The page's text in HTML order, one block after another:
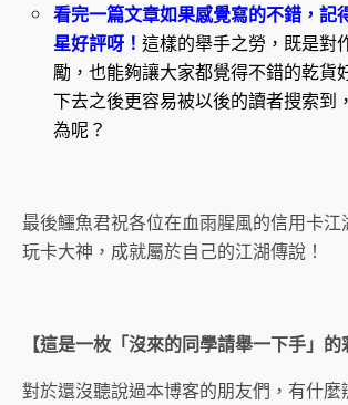
看完一篇文章如果感覺寫的不錯，記
星好評呀！這樣的舉手之勞，既是對
勵，也能夠讓大家都覺得不錯的乾貨
下去之後更容易被以後的讀者搜索到
為呢？
最後鱷魚君祝各位在血雨腥風的信用卡江
玩卡大神，成就屬於自己的江湖傳說！
【這是一枚「沒來的同學請舉一下手」的
對於還沒聽說過本博客的朋友們，有什